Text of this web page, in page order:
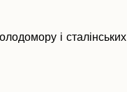
і сталінських